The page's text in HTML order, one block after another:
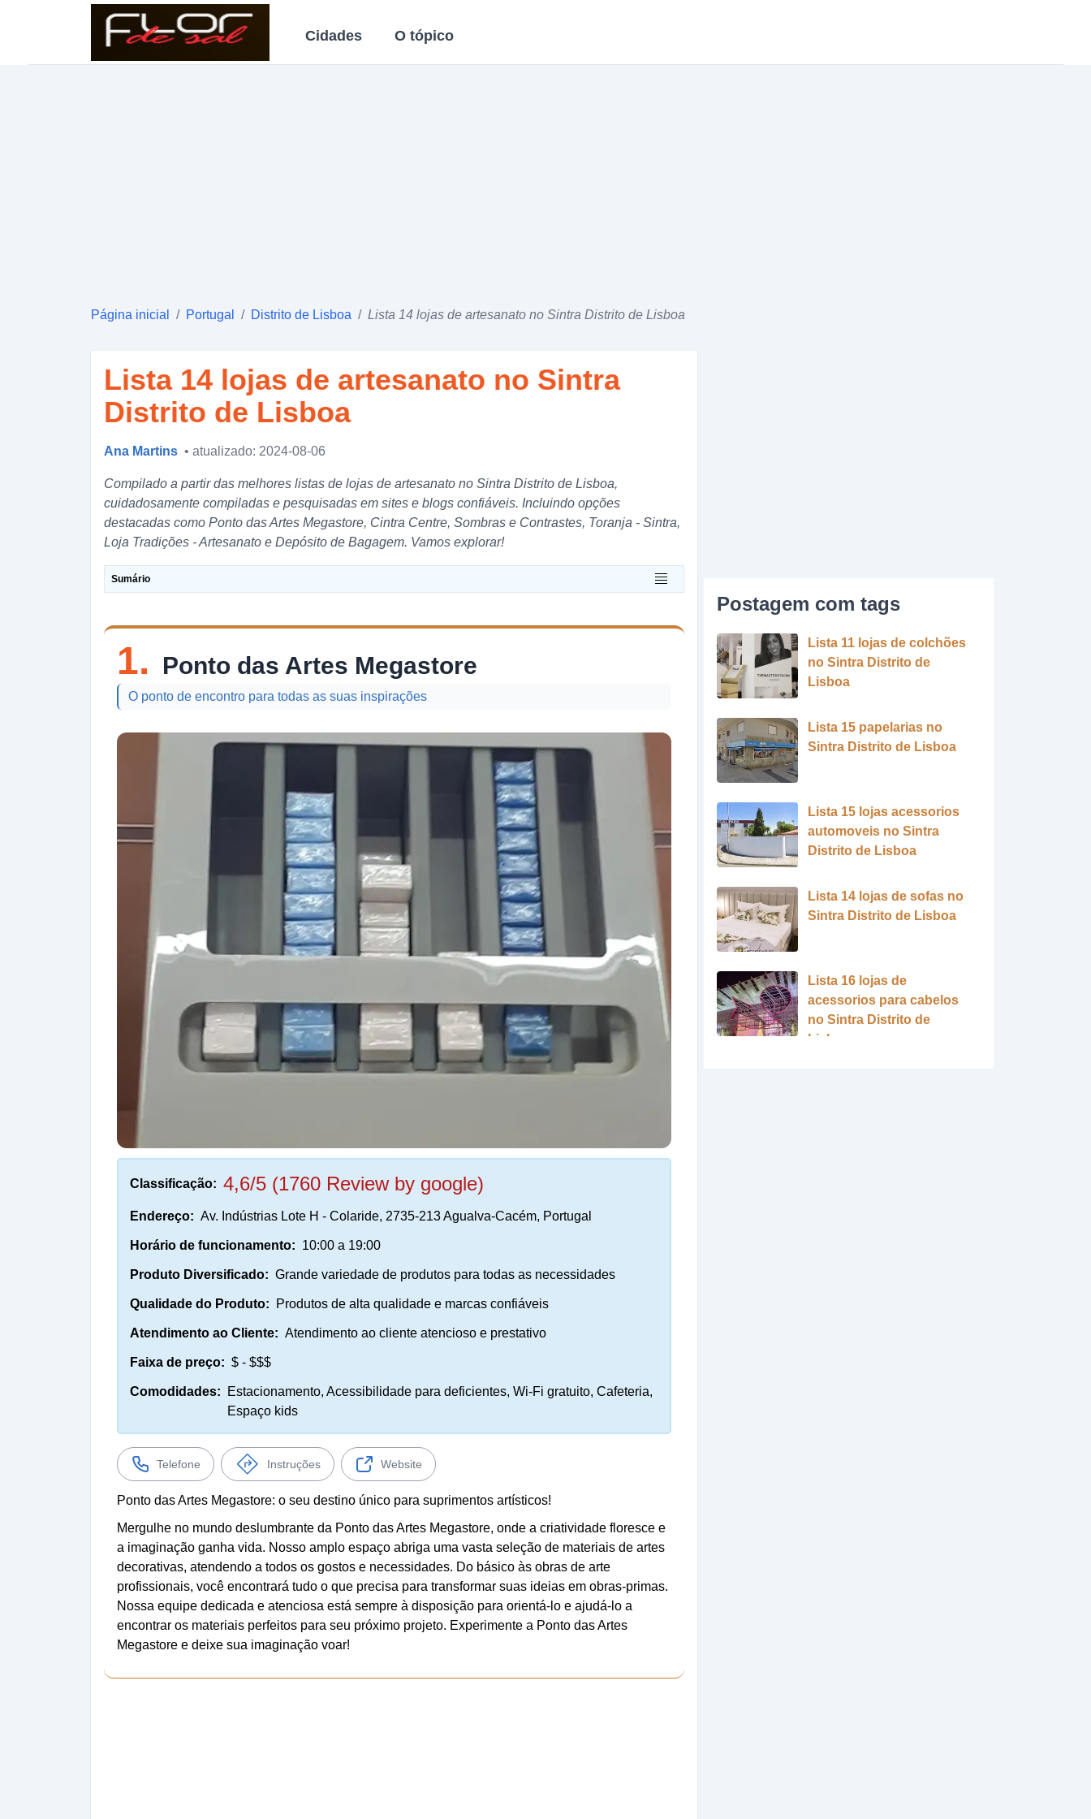
Cidades O tópico
Página inicial / Portugal / Distrito de Lisboa / Lista 14 lojas de artesanato no Sintra Distrito de Lisboa
Lista 14 lojas de artesanato no Sintra
Distrito de Lisboa
Ana Martins • atualizado: 2024-08-06
Compilado a partir das melhores listas de lojas de artesanato no Sintra Distrito de Lisboa,
cuidadosamente compiladas e pesquisadas em sites e blogs confiáveis. Incluindo opções
destacadas como Ponto das Artes Megastore, Cintra Centre, Sombras e Contrastes, Toranja - Sintra,
Loja Tradições - Artesanato e Depósito de Bagagem. Vamos explorar!
Sumário
1. Ponto das Artes Megastore
O ponto de encontro para todas as suas inspirações
Classificação: 4,6/5 (1760 Review by google)
Endereço: Av. Indústrias Lote H - Colaride, 2735-213 Agualva-Cacém, Portugal
Horário de funcionamento: 10:00 a 19:00
Produto Diversificado: Grande variedade de produtos para todas as necessidades
Qualidade do Produto: Produtos de alta qualidade e marcas confiáveis
Atendimento ao Cliente: Atendimento ao cliente atencioso e prestativo
Faixa de preço: $ - $$$
Comodidades:
Estacionamento, Acessibilidade para deficientes, Wi-Fi gratuito, Cafeteria,
Espaço kids
Telefone Instruções Website
Ponto das Artes Megastore: o seu destino único para suprimentos artísticos!
Mergulhe no mundo deslumbrante da Ponto das Artes Megastore, onde a criatividade floresce e
a imaginação ganha vida. Nosso amplo espaço abriga uma vasta seleção de materiais de artes
decorativas, atendendo a todos os gostos e necessidades. Do básico às obras de arte
profissionais, você encontrará tudo o que precisa para transformar suas ideias em obras-primas.
Nossa equipe dedicada e atenciosa está sempre à disposição para orientá-lo e ajudá-lo a
encontrar os materiais perfeitos para seu próximo projeto. Experimente a Ponto das Artes
Megastore e deixe sua imaginação voar!
Postagem com tags
Lista 11 lojas de colchões
no Sintra Distrito de
Lisboa
Lista 15 papelarias no
Sintra Distrito de Lisboa
Lista 15 lojas acessorios
automoveis no Sintra
Distrito de Lisboa
Lista 14 lojas de sofas no
Sintra Distrito de Lisboa
Lista 16 lojas de
acessorios para cabelos
no Sintra Distrito de
Lisboa